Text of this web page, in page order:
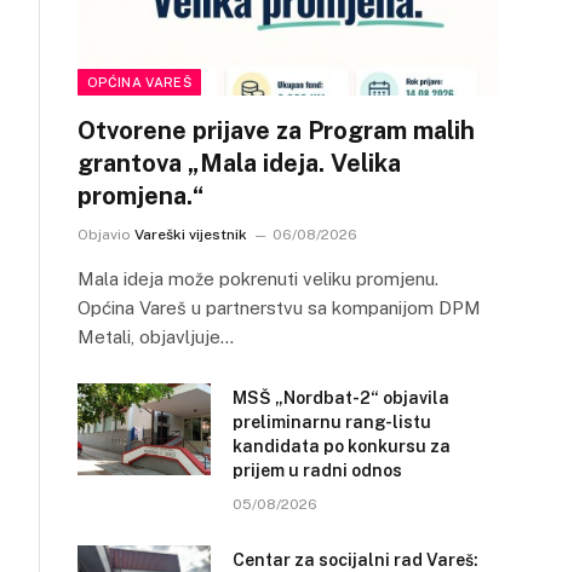
OPĆINA VAREŠ
Otvorene prijave za Program malih
grantova „Mala ideja. Velika
promjena.“
Objavio Vareški vijestnik 06/08/2026
Mala ideja može pokrenuti veliku promjenu.
Općina Vareš u partnerstvu sa kompanijom DPM
Metali, objavljuje…
MSŠ „Nordbat-2“ objavila
preliminarnu rang-listu
kandidata po konkursu za
prijem u radni odnos
05/08/2026
Centar za socijalni rad Vareš: